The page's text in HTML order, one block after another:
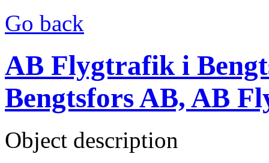
Go back
AB Flygtrafik i
Bengtsfors AB, AB
Object description